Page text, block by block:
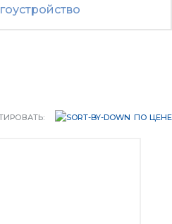
ПО ЦЕНЕ